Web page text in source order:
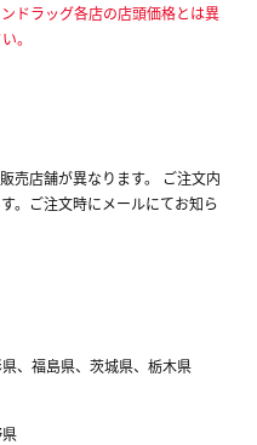
ドラッグ各店の店頭価格とは異
。
売店舗が異なります。 ご注文内
。ご注文時にメールにてお知ら
、福島県、茨城県、栃木県